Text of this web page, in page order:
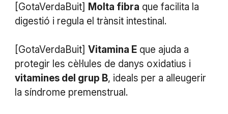
[GotaVerdaBuit] Molta fibra que facilita la
digestió i regula el trànsit intestinal.
[GotaVerdaBuit] Vitamina Eque ajuda a
protegir les cèl·lules de danys oxidatius i
vitamines del grup B, ideals per a alleugerir
la síndrome premenstrual.